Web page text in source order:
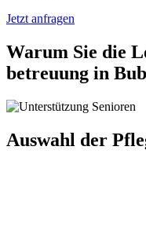
Jetzt anfragen
Warum Sie die
betreuung in
Auswahl der